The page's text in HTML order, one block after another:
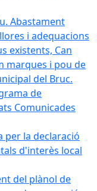
Abastament
i adequacions
existents, Can
marques i pou de
del Bruc.
de
Comunicades
per la declaració
d'interès local
del plànol de